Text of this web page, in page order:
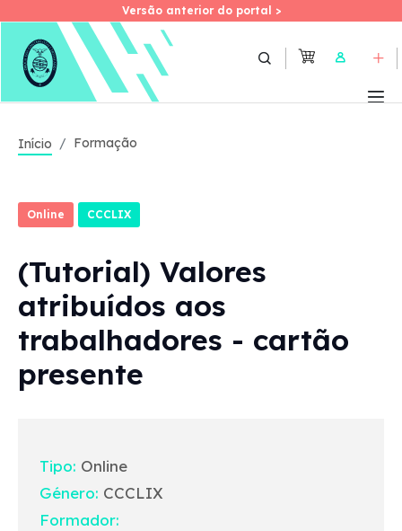
Skip
Versão anterior do portal >
Versão anterior do portal >
User
Início Formação
Online CCCLIX
(Tutorial) Valores
atribuídos aos
trabalhadores - cartão
presente
Tipo: Online
Género: CCCLIX
Formador: